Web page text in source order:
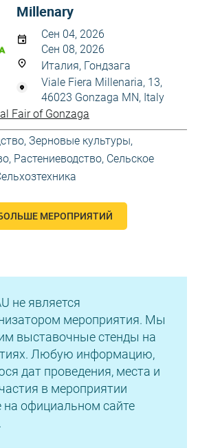
Millenary
Сен 04, 2026
Сен 08, 2026
Италия, Гондзага
Viale Fiera Millenaria, 13,
46023 Gonzaga MN, Italy
Fair of Gonzaga
, Зерновые культуры,
, Растениеводство, Сельское
МЕРОПРИЯТИЙ
не является
мероприятия. Мы
выставочные стенды на
Любую информацию,
дат проведения, места и
в мероприятии
на официальном сайте